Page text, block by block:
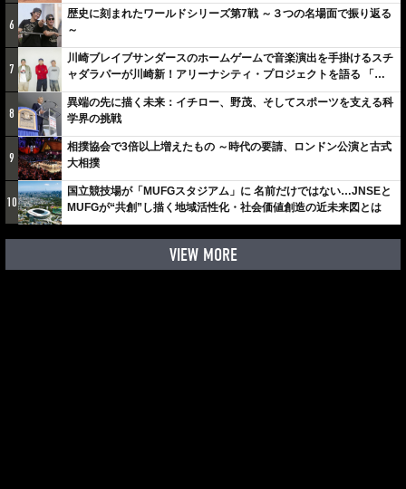
6
歴史に刻まれたワールドシリーズ第7戦 ～３つの名場面で振り返る
～
7
川崎ブレイブサンダースのホームゲームで音楽演出を手掛けるスチ
ャダラパーが川崎新！アリーナシティ・プロジェクトを語る 「楽
しみでしかないでしょ。川崎は、ずっと成長曲線だから」
8
異端の先に描く未来：イチロー、野茂、そしてスポーツを支える科
学界の挑戦
9
相撲協会で3倍以上増えたもの ～時代の要請、ロンドン公演と古式
大相撲
10
国立競技場が「MUFGスタジアム」に 名前だけではない…JNSEと
MUFGが“共創”し描く地域活性化・社会価値創造の近未来図とは
VIEW MORE